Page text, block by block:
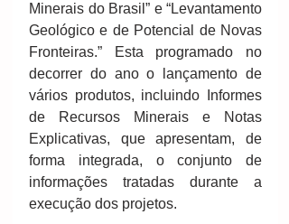
Minerais do Brasil” e “Levantamento
Geológico e de Potencial de Novas
Fronteiras.” Esta programado no
decorrer do ano o lançamento de
vários produtos, incluindo Informes
de Recursos Minerais e Notas
Explicativas, que apresentam, de
forma integrada, o conjunto de
informações tratadas durante a
execução dos projetos.